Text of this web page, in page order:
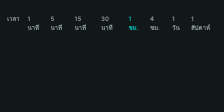
เวลา
1
นาที
5
นาที
15
นาที
30
นาที
1
ชม.
4
ชม.
1
วัน
1
สัปดาห์